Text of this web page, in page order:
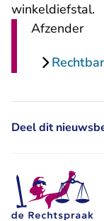
winkeldiefstal.
Afzender
Deel dit